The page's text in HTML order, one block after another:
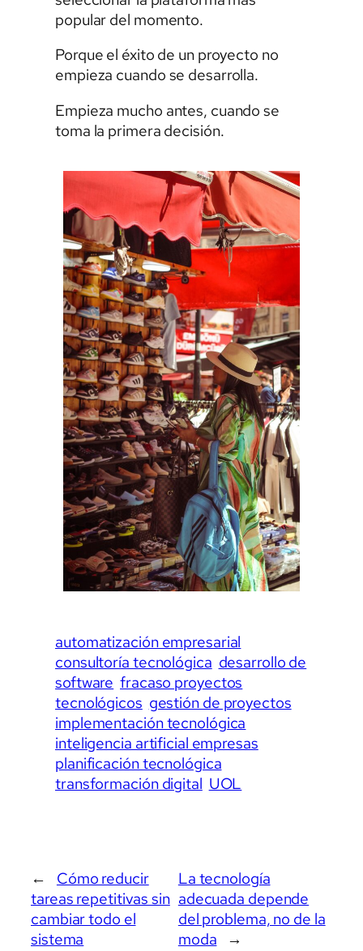
popular del momento.
Porque el éxito de un proyecto no
empieza cuando se desarrolla.
Empieza mucho antes, cuando se
toma la primera decisión.
automatización empresarial
consultoría tecnológica desarrollo de
software fracaso proyectos
tecnológicos gestión de proyectos
implementación tecnológica
inteligencia artificial empresas
planificación tecnológica
transformación digital UOL
←
Cómo reducir
tareas repetitivas sin
cambiar todo el
sistema
La tecnología
adecuada depende
del problema, no de la
moda
→